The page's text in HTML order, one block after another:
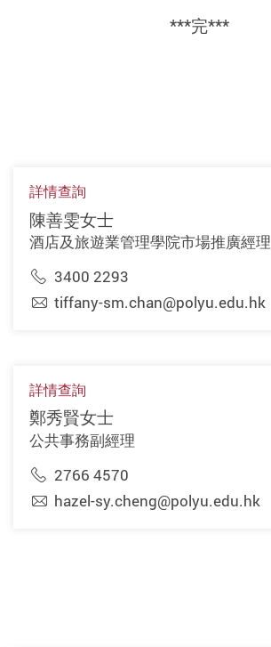
***完***
詳情查詢
陳善雯女士
酒店及旅遊業管理學院市場推廣經理
3400 2293
tiffany-sm.chan@polyu.edu.hk
詳情查詢
鄭秀賢女士
公共事務副經理
2766 4570
hazel-sy.cheng@polyu.edu.hk